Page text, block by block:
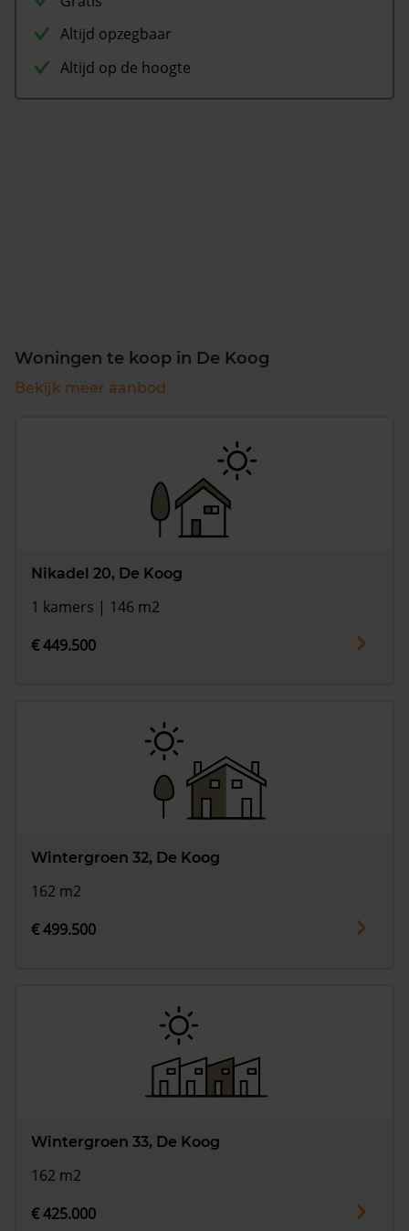
Altijd opzegbaar
Altijd op de hoogte
Woningen te koop in De Koog
Bekijk meer aanbod
Nikadel 20, De Koog
1 kamers | 146 m2
€ 449.500
Wintergroen 32, De Koog
162 m2
€ 499.500
Wintergroen 33, De Koog
162 m2
€ 425.000